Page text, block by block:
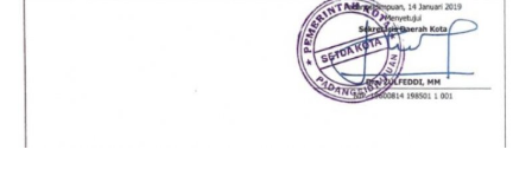
OPD
DANA DESA